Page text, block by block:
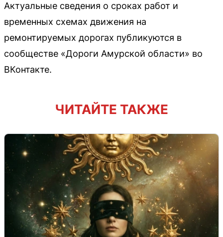
Актуальные сведения о сроках работ и
временных схемах движения на
ремонтируемых дорогах публикуются в
сообществе «Дороги Амурской области» во
ВКонтакте.
ЧИТАЙТЕ ТАКЖЕ